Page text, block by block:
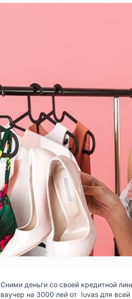
Сними деньги со своей кредитной
ваучер на 3000 лей от Iuvas для всей